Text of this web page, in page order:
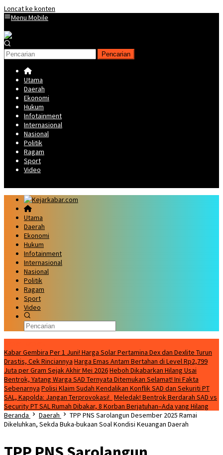
Loncat ke konten
Menu Mobile
Pencarian
Utama
Daerah
Ekonomi
Hukum
Infotainment
Internasional
Nasional
Politik
Ragam
Sport
Video
Utama
Daerah
Ekonomi
Hukum
Infotainment
Internasional
Nasional
Politik
Ragam
Sport
Video
Kabar Gembira Per 1 Juni! Harga Solar Pertamina Dex dan Dexlite Turun
Drastis, Cek Rinciannya Harga Emas Antam Bertahan di Level Rp2,799
Juta per Gram Sejak Akhir Mei 2026Heboh Dikabarkan Hilang Usai
Bentrok, Yatang Warga SAD Ternyata Ditemukan Selamat! Ini Fakta
Sebenarnya Polisi Klaim Sudah Kendalikan Konflik SAD dan Sekuriti PT
SAL, Kapolda: Jangan Terprovokasi! Meledak! Bentrok Berdarah SAD vs
Security PT SAL Rumah Dibakar, 8 Korban Berjatuhan–Ada yang Hilang
Beranda
Daerah
TPP PNS Sarolangun Desember 2025 Ramai
Dikeluhkan, Sekda Buka-bukaan Soal Kondisi Keuangan Daerah